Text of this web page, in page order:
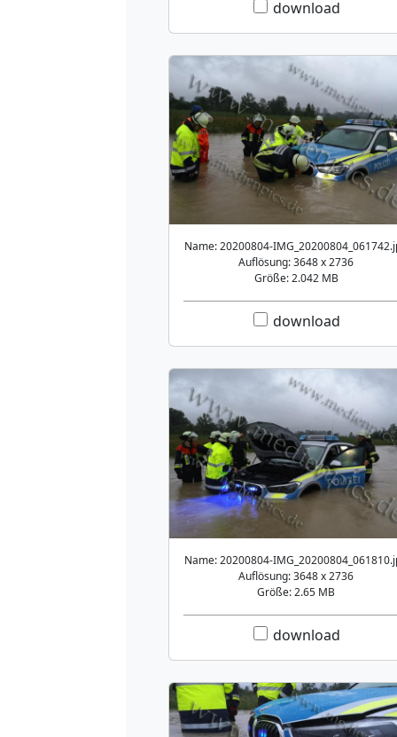
download
Name: 20200804-
Auflösung: 3648 x 2736
Größe: 2.042 MB
download
Name: 20200804-
Auflösung: 3648 x 2736
Größe: 2.65 MB
download